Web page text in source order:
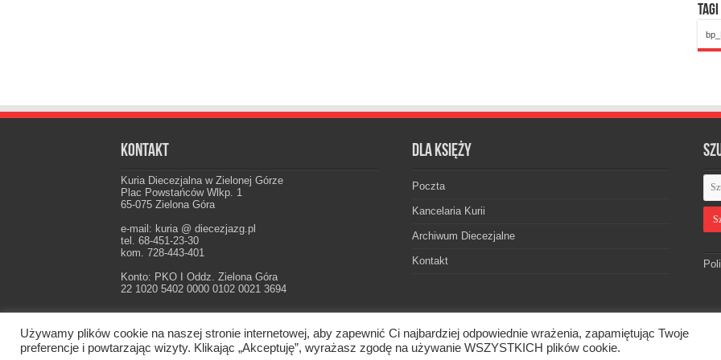
Tagi
Kontakt
Kuria Diecezjalna w Zielonej Górze
Plac Powstańców Wlkp. 1
65-075 Zielona Góra
e-mail: kuria @ diecezjazg.pl
tel. 68-451-23-30
kom. 728-443-401
Konto: PKO I Oddz. Zielona Góra
22 1020 5402 0000 0102 0021 3694
Dla księży
Poczta
Kancelaria Kurii
Archiwum Diecezjalne
Kontakt
Oficjalna strona Diecezji Zielonogórsko-Gorzowskiej. © 2026. Wszelkie prawa zastrzeżone.
Używamy plików cookie na naszej stronie internetowej, aby zapewnić Ci najbardziej odpowiednie wrażenia, zapamiętując Twoje
preferencje i powtarzając wizyty. Klikając „Akceptuję”, wyrażasz zgodę na używanie WSZYSTKICH plików cookie.